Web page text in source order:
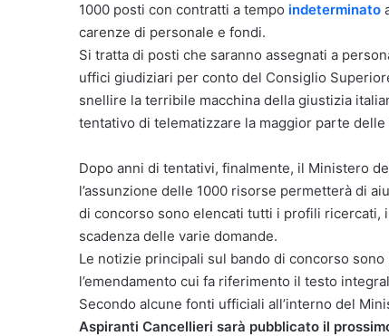
1000 posti con contratti a tempo indeterminato
carenze di personale e fondi.
Si tratta di posti che saranno assegnati a
uffici giudiziari per conto del Consiglio
snellire la terribile macchina della giustizia
tentativo di telematizzare la maggior parte
Dopo anni di tentativi, finalmente, il Ministero
l’assunzione delle 1000 risorse permetterà di
di concorso sono elencati tutti i profili ricercati,
scadenza delle varie domande.
Le notizie principali sul bando di concorso
l’emendamento cui fa riferimento il testo
Secondo alcune fonti ufficiali all’interno del
Aspiranti Cancellieri sarà pubblicato il